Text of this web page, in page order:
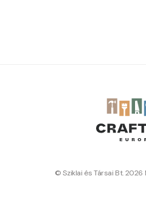
© Sziklai és Társai Bt.